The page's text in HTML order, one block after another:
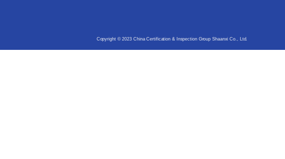
Copyright © 2023 China Certification & Inspection Group Shaanxi Co., Ltd.